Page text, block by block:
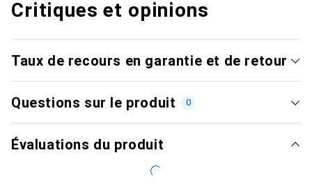
Critiques et opinions
Taux de recours en garantie et de retour
Questions sur le produit 0
Évaluations du produit